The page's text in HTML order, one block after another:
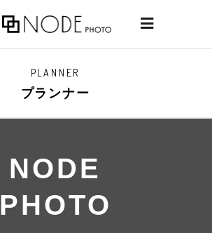
PLANNER
プランナー
NODE
PHOTO